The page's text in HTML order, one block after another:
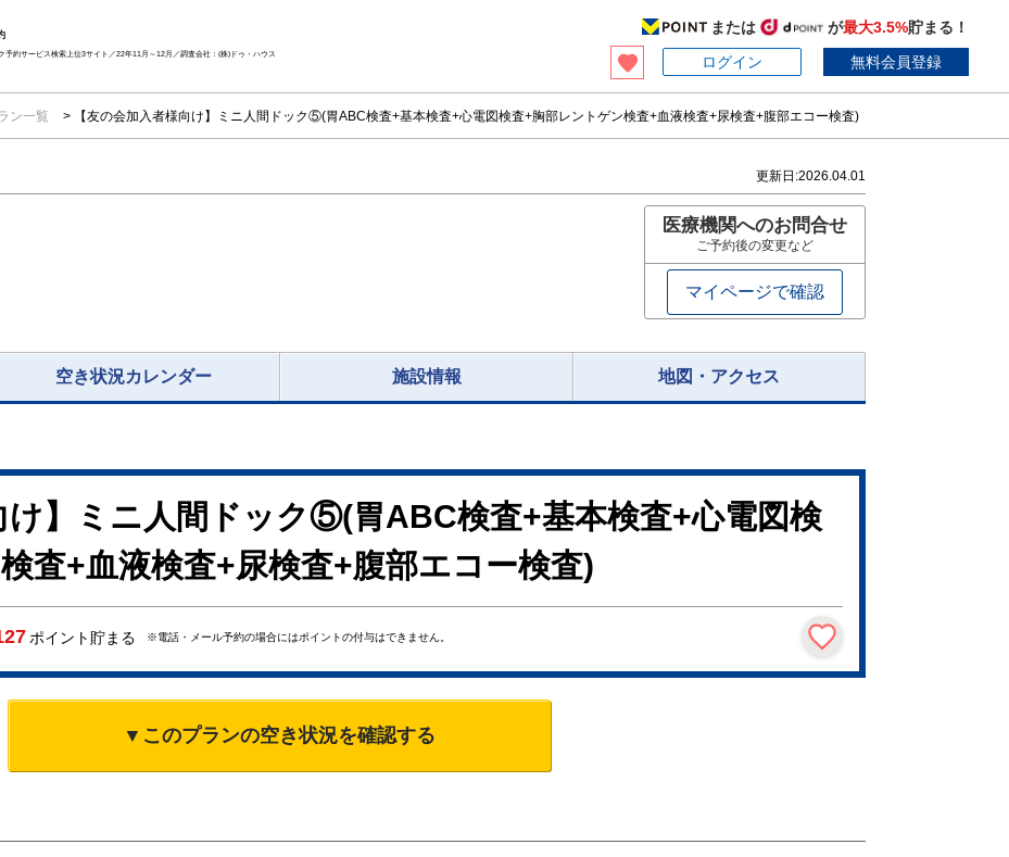
約サービス検索上位3サイト／22年11月～12月／調査会社：(株)ドゥ・ハウス
または が最大3.5%貯まる！
ログイン
無料会員登録
ン一覧 【友の会加入者様向け】ミニ人間ドック⑤(胃ABC検査+基本検査+心電図検査+胸部レントゲン検査+血液検査+尿検査+腹部エコー検査)
更新日:2026.04.01
医療機関へのお問合せ
ご予約後の変更など
マイページで確認
空き状況カレンダー 施設情報 地図・アクセス
け】ミニ人間ドック⑤(胃ABC検査+基本検査+心電図検
査+血液検査+尿検査+腹部エコー検査)
ポイント貯まる ※電話・メール予約の場合にはポイントの付与はできません。
▼このプランの空き状況を確認する